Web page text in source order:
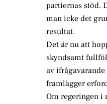
partiernas stöd.
man icke det
resultat.
Det är nu att
skyndsamt
av
framlägger
Om regeringen i